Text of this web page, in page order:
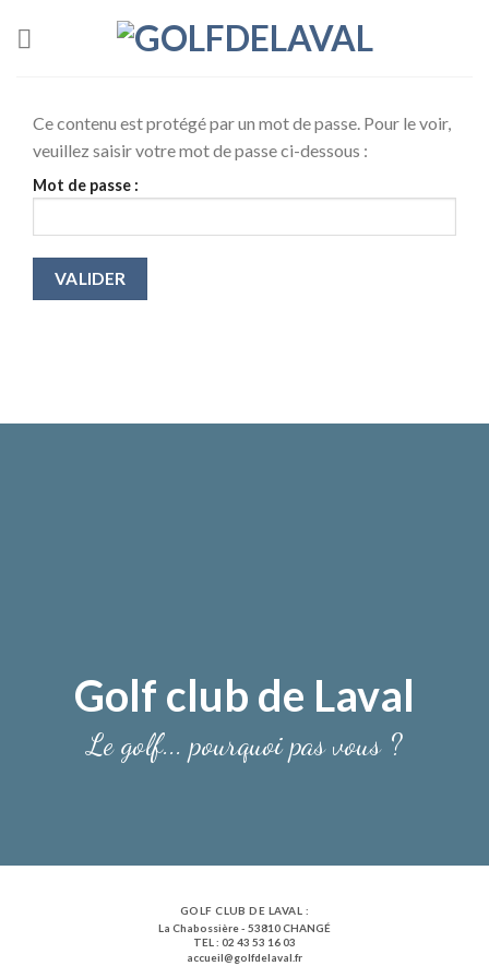
Ce contenu est protégé par un mot de passe. Pour le voir,
veuillez saisir votre mot de passe ci-dessous :
Mot de passe :
Golf club de Laval
Le golf... pourquoi pas vous ?
GOLF CLUB DE LAVAL :
La Chabossière - 53810 CHANGÉ
TEL : 02 43 53 16 03
accueil@golfdelaval.fr